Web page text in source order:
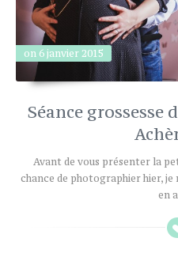
on 6 janvier 2015
Séance grossesse
Avant de vous présenter la
chance de photographier hier,
en